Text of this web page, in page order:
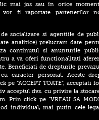
Ungariei.
care intră în cursa
funcția supremă
într-un
dintr-un bloc
Proprietara a
moartă de către
în SUA: Pentagonul
unui oficial
la secrete. Scurgere
mai jos sau în orice
vor fi raportate
socializare si agentiile de
analitice) prelucram date
continutul si anunturile
a va oferi functionalitati
Beneficiati de drepturile
caracter personal. Aceste
pe “ACCEPT TOATE”,
acceptul dvs. cu privire la
Prin click pe “VREAU SA
individual, mai putin cele